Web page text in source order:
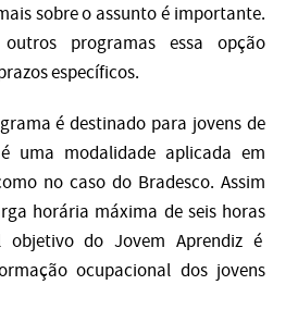
sobre o assunto é importante.
programas essa opção
específicos.
é destinado para jovens de
uma modalidade aplicada em
no caso do Bradesco. Assim
horária máxima de seis horas
objetivo do Jovem Aprendiz é
ocupacional dos jovens